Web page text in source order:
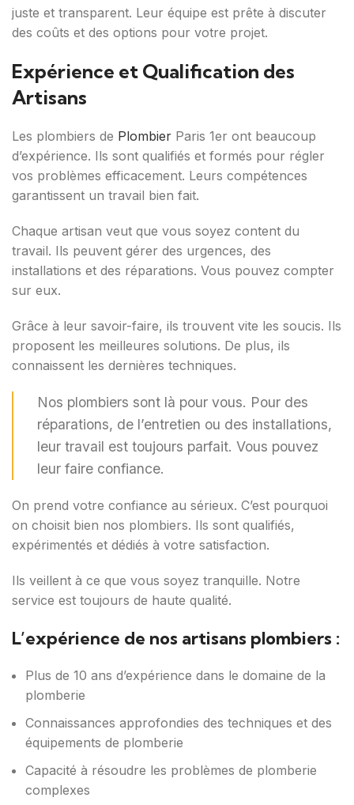
juste et transparent. Leur équipe est prête à discuter
des coûts et des options pour votre projet.
Expérience et Qualification des
Artisans
Les plombiers de Plombier Paris 1er ont beaucoup
d’expérience. Ils sont qualifiés et formés pour régler
vos problèmes efficacement. Leurs compétences
garantissent un travail bien fait.
Chaque artisan veut que vous soyez content du
travail. Ils peuvent gérer des urgences, des
installations et des réparations. Vous pouvez compter
sur eux.
Grâce à leur savoir-faire, ils trouvent vite les soucis. Ils
proposent les meilleures solutions. De plus, ils
connaissent les dernières techniques.
Nos plombiers sont là pour vous. Pour des
réparations, de l’entretien ou des installations,
leur travail est toujours parfait. Vous pouvez
leur faire confiance.
On prend votre confiance au sérieux. C’est pourquoi
on choisit bien nos plombiers. Ils sont qualifiés,
expérimentés et dédiés à votre satisfaction.
Ils veillent à ce que vous soyez tranquille. Notre
service est toujours de haute qualité.
L’expérience de nos artisans plombiers :
Plus de 10 ans d’expérience dans le domaine de la
plomberie
Connaissances approfondies des techniques et des
équipements de plomberie
Capacité à résoudre les problèmes de plomberie
complexes